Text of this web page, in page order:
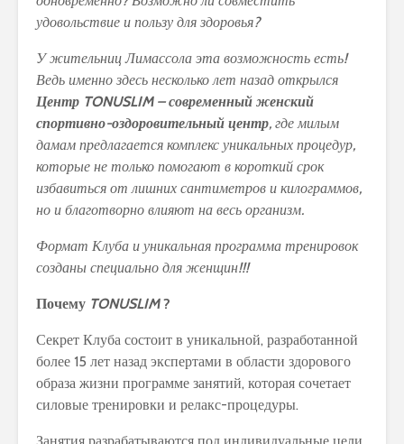
удовольствие и пользу для здоровья?
У жительниц Лимассола эта возможность есть!
Ведь именно здесь несколько лет назад открылся
Центр TONUSLIM – современный женский
спортивно-оздоровительный центр, где милым
дамам предлагается комплекс уникальных процедур,
которые не только помогают в короткий срок
избавиться от лишних сантиметров и килограммов,
но и благотворно влияют на весь организм.
Формат Клуба и уникальная программа тренировок
созданы специально для женщин!!!
Почему TONUSLIM?
Секрет Клуба состоит в уникальной, разработанной
более 15 лет назад экспертами в области здорового
образа жизни программе занятий, которая сочетает
силовые тренировки и релакс-процедуры.